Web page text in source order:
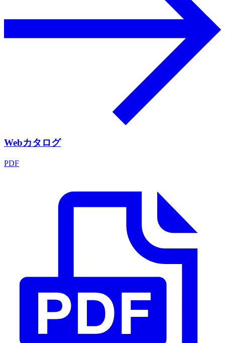
Webカタログ
PDF